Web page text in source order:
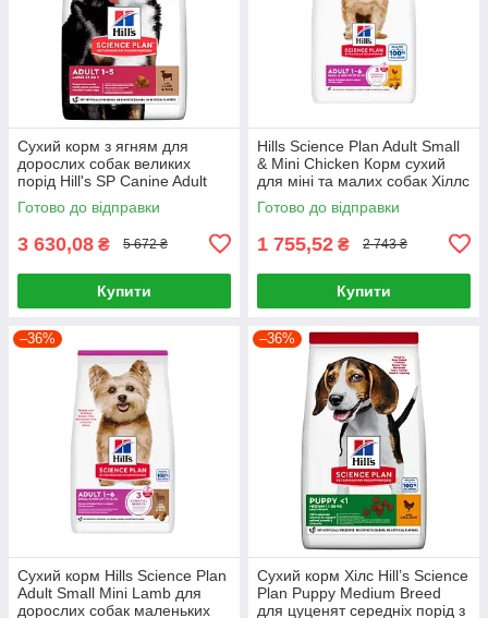
Сухий корм з ягням для
дорослих собак великих
порід Hill's SP Canine Adult
Large Breed Lamb & Rice 14кг
Готово до відправки
3 630,08 ₴ 5 672 ₴
Купити
Hills Science Plan Adult Small
& Mini Chicken Корм сухий
для міні та малих собак Хіллс
6 кг
Готово до відправки
1 755,52 ₴ 2 743 ₴
Купити
–36%
Сухий корм Hills Science Plan
Adult Small Mini Lamb для
дорослих собак маленьких
–36%
Сухий корм Хілс Hill’s Science
Plan Puppy Medium Breed
для цуценят середніх порід з